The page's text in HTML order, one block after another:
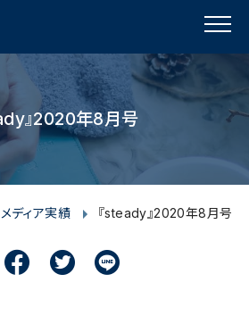
MENU
』2020年8月号
メディア実績 『steady』2020年8月号
c
e
b
o
o
k
i
t
t
e
n
e
s
t
a
g
r
a
m
c
e
b
o
k
i
t
t
e
r
u
t
u
e